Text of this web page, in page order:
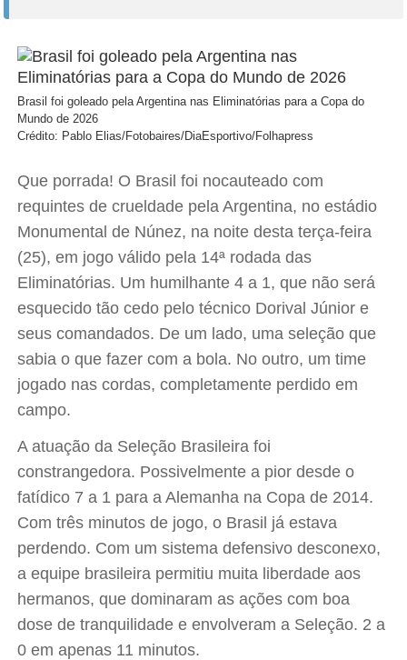
Brasil foi goleado pela Argentina nas Eliminatórias para a Copa do
Mundo de 2026
Crédito: Pablo Elias/Fotobaires/DiaEsportivo/Folhapress
Que porrada! O Brasil foi nocauteado com
requintes de crueldade pela Argentina, no estádio
Monumental de Núnez, na noite desta terça-feira
(25), em jogo válido pela 14ª rodada das
Eliminatórias. Um humilhante 4 a 1, que não será
esquecido tão cedo pelo técnico Dorival Júnior e
seus comandados. De um lado, uma seleção que
sabia o que fazer com a bola. No outro, um time
jogado nas cordas, completamente perdido em
campo.
A atuação da Seleção Brasileira foi
constrangedora. Possivelmente a pior desde o
fatídico 7 a 1 para a Alemanha na Copa de 2014.
Com três minutos de jogo, o Brasil já estava
perdendo. Com um sistema defensivo desconexo,
a equipe brasileira permitiu muita liberdade aos
hermanos, que dominaram as ações com boa
dose de tranquilidade e envolveram a Seleção. 2 a
0 em apenas 11 minutos.